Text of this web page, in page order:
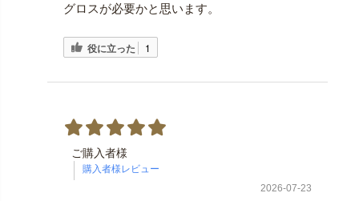
グロスが必要かと思います。
役に立った 1
ご購入者様
2026-07-23